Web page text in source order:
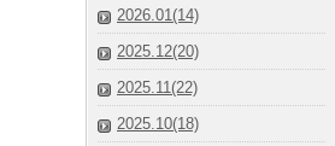
2026.01(14)
2025.12(20)
2025.11(22)
2025.10(18)